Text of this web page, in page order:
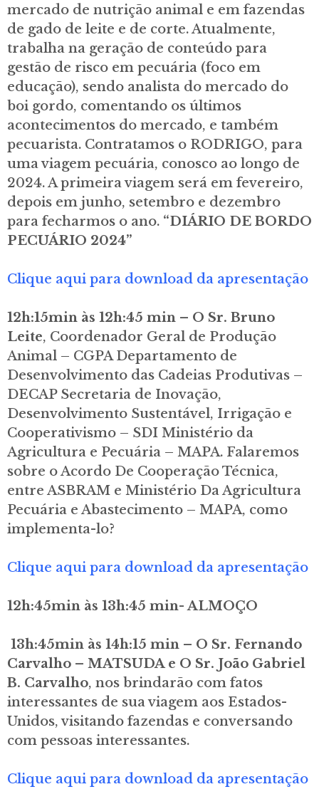
mercado de nutrição animal e em fazendas
de gado de leite e de corte. Atualmente,
trabalha na geração de conteúdo para
gestão de risco em pecuária (foco em
educação), sendo analista do mercado do
boi gordo, comentando os últimos
acontecimentos do mercado, e também
pecuarista. Contratamos o RODRIGO, para
uma viagem pecuária, conosco ao longo de
2024. A primeira viagem será em fevereiro,
depois em junho, setembro e dezembro
para fecharmos o ano. “DIÁRIO DE BORDO
PECUÁRIO 2024”
Clique aqui para download da apresentação
12h:15min às 12h:45 min – O Sr. Bruno
Leite, Coordenador Geral de Produção
Animal – CGPA Departamento de
Desenvolvimento das Cadeias Produtivas –
DECAP Secretaria de Inovação,
Desenvolvimento Sustentável, Irrigação e
Cooperativismo – SDI Ministério da
Agricultura e Pecuária – MAPA. Falaremos
sobre o Acordo De Cooperação Técnica,
entre ASBRAM e Ministério Da Agricultura
Pecuária e Abastecimento – MAPA, como
implementa-lo?
Clique aqui para download da apresentação
12h:45min às 13h:45 min- ALMOÇO
13h:45min às 14h:15 min – O Sr. Fernando
Carvalho – MATSUDA e O Sr. João Gabriel
B. Carvalho, nos brindarão com fatos
interessantes de sua viagem aos Estados-
Unidos, visitando fazendas e conversando
com pessoas interessantes.
Clique aqui para download da apresentação